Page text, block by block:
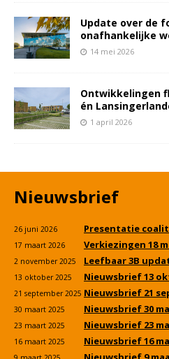
Update over de
onafhankelijke
14 mei 2026
Ontwikkelingen
én
1 april 2026
Nieuwsbrief
26 juni 2026 Presentatie
17 maart 2026 Verkiezingen 18
2 november 2025 Leefbaar 3B
13 oktober 2025 Nieuwsbrief 13
21 september 2025 Nieuwsbrief 21
30 maart 2025 Nieuwsbrief 30
23 maart 2025 Nieuwsbrief 23
16 maart 2025 Nieuwsbrief 16